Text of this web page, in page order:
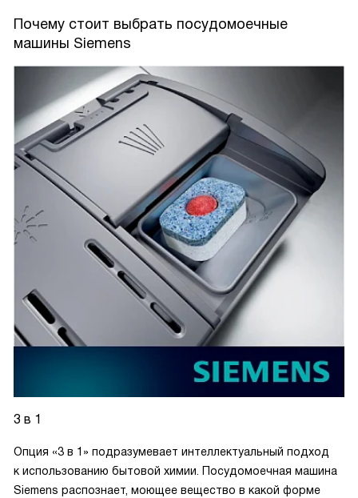
Почему стоит выбрать посудомоечные
машины Siemens
3 в 1
Опция «3 в 1» подразумевает интеллектуальный подход
к использованию бытовой химии. Посудомоечная машина
Siemens распознает, моющее вещество в какой форме